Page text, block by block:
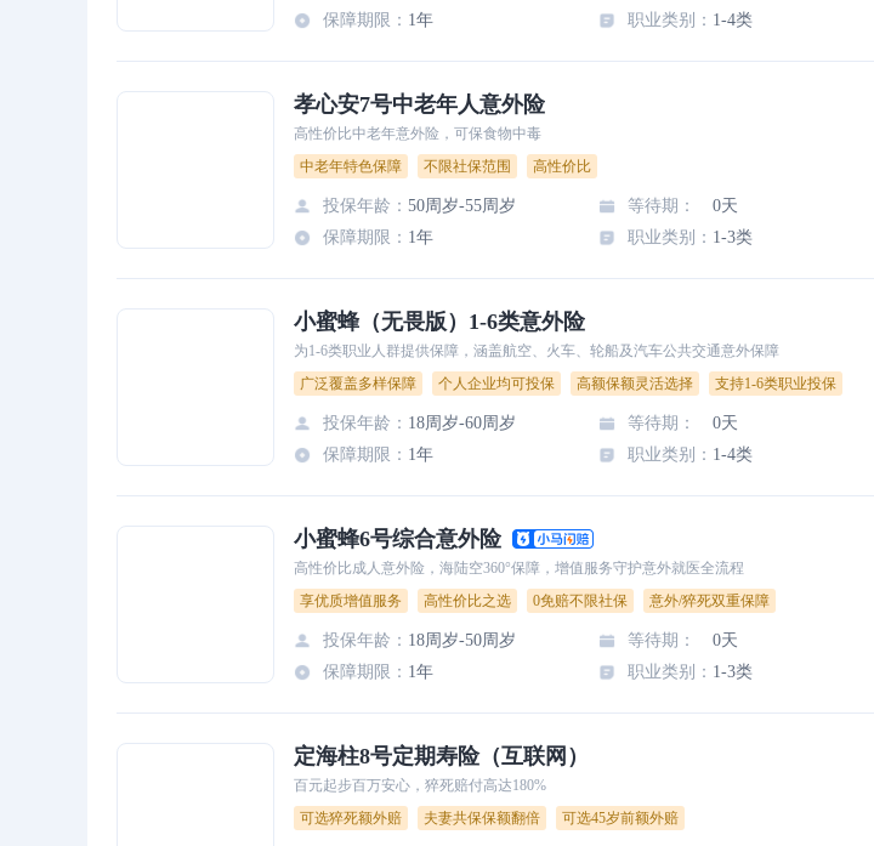
保障期限 ： 1年 职业类别 ： 1-4类
孝心安7号中老年人意外险
高性价比中老年意外险，可保食物中毒
中老年特色保障
不限社保范围 高性价比
投保年龄 ： 50周岁-55周岁 等待期 ：
0天
保障期限 ： 1年 职业类别 ： 1-3类
小蜜蜂（无畏版）1-6类意外险
为1-6类职业人群提供保障，涵盖航空、火车、轮船及汽车公共交通意外保障
广泛覆盖多样保障
个人企业均可投保 高额保额灵活选择 支持1-6类职业投保
投保年龄 ： 18周岁-60周岁 等待期 ：
0天
保障期限 ： 1年 职业类别 ： 1-4类
小蜜蜂6号综合意外险
高性价比成人意外险，海陆空360°保障，增值服务守护意外就医全流程
享优质增值服务
高性价比之选 0免赔不限社保 意外/猝死双重保障
投保年龄 ： 18周岁-50周岁 等待期 ：
0天
保障期限 ： 1年 职业类别 ： 1-3类
定海柱8号定期寿险（互联网）
百元起步百万安心，猝死赔付高达180%
可选猝死额外赔
夫妻共保保额翻倍 可选45岁前额外赔